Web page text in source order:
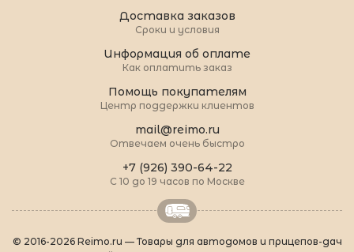
Доставка заказов
Сроки и условия
Информация об оплате
Как оплатить заказ
Помощь покупателям
Центр поддержки клиентов
mail@reimo.ru
Отвечаем очень быстро
+7 (926) 390-64-22
С 10 до 19 часов по Москве
© 2016-2026 Reimo.ru — Товары для автодомов и прицепов-дач